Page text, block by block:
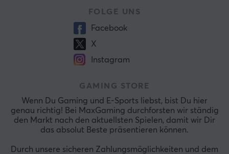
FOLGE UNS
Facebook
X
Instagram
GAMING STORE
Wenn Du Gaming und E-Sports liebst, bist Du hier
genau richtig! Bei MaxGaming durchforsten wir ständig
den Markt nach den aktuellsten Spielen, damit wir Dir
das absolut Beste präsentieren können.
Durch unsere sicheren Zahlungsmöglichkeiten und dem